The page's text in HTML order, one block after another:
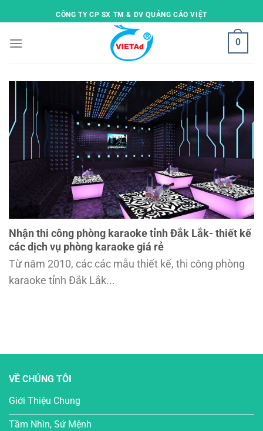
to
CÔNG TY CP SX TM & DV QUẢNG CÁO VIỆT
0
Nhận thi công phòng karaoke tỉnh Đắk Lắk- thiết kế
các dịch vụ phòng karaoke giá rẻ
Từ năm 2010, các các mẫu thiết kế, thi công phòng
karaoke tỉnh Đắk Lắk...
VỀ CHÚNG TÔI
Giới Thiệu Chung
Tầm Nhìn, Sứ Mệnh